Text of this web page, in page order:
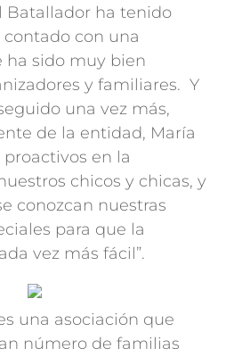
Batallador ha tenido
con una
ha sido muy bien
y familiares. Y
una vez más,
de la entidad, María
proactivos en la
chicos y chicas, y
conozcan nuestras
para que la
vez más fácil”.
una asociación que
número de familias